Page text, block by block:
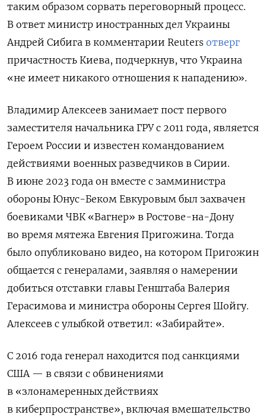
таким образом сорвать переговорный процесс.
В ответ министр иностранных дел Украины
Андрей Сибига в комментарии Reuters отверг
причастность Киева, подчеркнув, что Украина
«не имеет никакого отношения к нападению».
Владимир Алексеев занимает пост первого
заместителя начальника ГРУ с 2011 года, является
Героем России и известен командованием
действиями военных разведчиков в Сирии.
В июне 2023 года он вместе с замминистра
обороны Юнус-Беком Евкуровым был захвачен
боевиками ЧВК «Вагнер» в Ростове-на-Дону
во время мятежа Евгения Пригожина. Тогда
было опубликовано видео, на котором Пригожин
общается с генералами, заявляя о намерении
добиться отставки главы Генштаба Валерия
Герасимова и министра обороны Сергея Шойгу.
Алексеев с улыбкой ответил: «Забирайте».
С 2016 года генерал находится под санкциями
США — в связи с обвинениями
в «злонамеренных действиях
в киберпространстве», включая вмешательство